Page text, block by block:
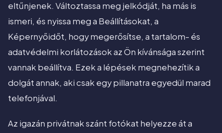
eltűnjenek. Változtassa meg jelkódját, ha más is
ismeri, és nyissa meg a Beállításokat, a
Képernyőidőt, hogy megerősítse, a tartalom- és
adatvédelmi korlátozások az Ön kívánsága szerint
vannak beállítva. Ezek a lépések megnehezítik a
dolgát annak, aki csak egy pillanatra egyedül marad
telefonjával.
Az igazán privátnak szánt fotókat helyezze át a